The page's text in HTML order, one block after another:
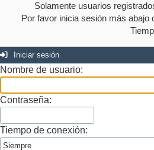
Solamente usuarios
Por favor inicia sesión más abajo
Iniciar sesión
Nombre de usuario:
Contraseña:
Tiempo de conexión: